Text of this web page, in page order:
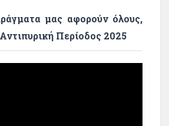
μας αφορούν όλους,
Περίοδος 2025